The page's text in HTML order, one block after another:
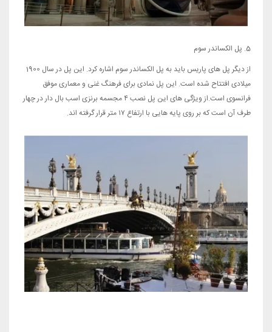
5. پل الکساندر سوم
از دیگر پل های پاریس باید به پل الکساندر سوم اشاره کرد. این پل در سال 1900
میلادی افتتاح شده است. این پل نمادی برای فرهنگ غنی و معماری موفق
فرانسوی است.از ویژگی های این پل نصب ۴ مجسمه برنزی اسب بال دار در چهار
طرف آن است که بر روی پایه هایی با ارتفاع ۱۷ متر قرار گرفته اند.